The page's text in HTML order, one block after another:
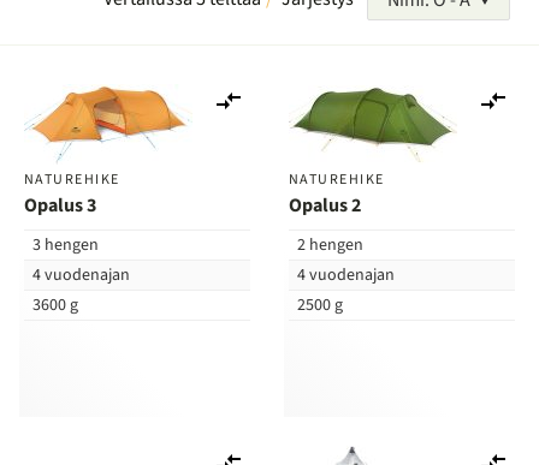
NATUREHIKE
Opalus 3
3 hengen
4 vuodenajan
3600 g
vertailuun
NATUREHIKE
Opalus 2
2 hengen
4 vuodenajan
2500 g